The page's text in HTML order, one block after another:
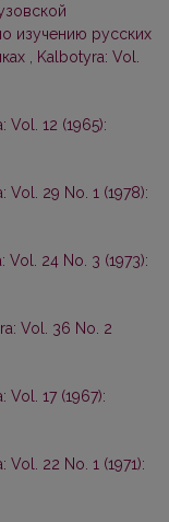
изучению русских
Kalbotyra: Vol.
Vol. 12 (1965):
Vol. 29 No. 1 (1978):
Vol. 24 No. 3 (1973):
Vol. 36 No. 2
Vol. 17 (1967):
Vol. 22 No. 1 (1971):